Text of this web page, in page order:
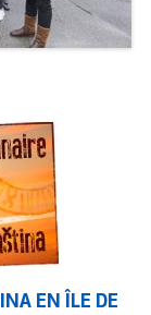
EN ÎLE DE